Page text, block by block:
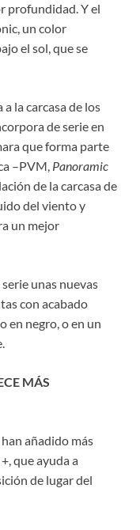
profundidad. Y el
un color
el sol, que se
la carcasa de los
de serie en
que forma parte
–PVM, Panoramic
de la carcasa de
del viento y
un mejor
unas nuevas
con acabado
en negro, o en un
MÁS
añadido más
que ayuda a
de lugar del